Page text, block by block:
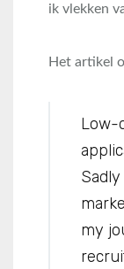
ik vlekken
Het artikel
Low-
my